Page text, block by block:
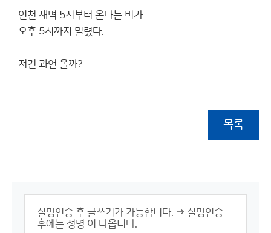
인천 새벽 5시부터 온다는 비가
오후 5시까지 밀렸다.
저건 과연 올까?
목록